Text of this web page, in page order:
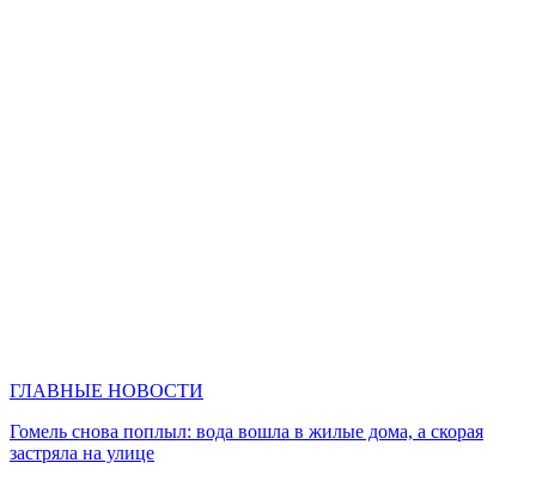
ГЛАВНЫЕ НОВОСТИ
Гомель снова поплыл: вода вошла в жилые дома, а скорая
застряла на улице